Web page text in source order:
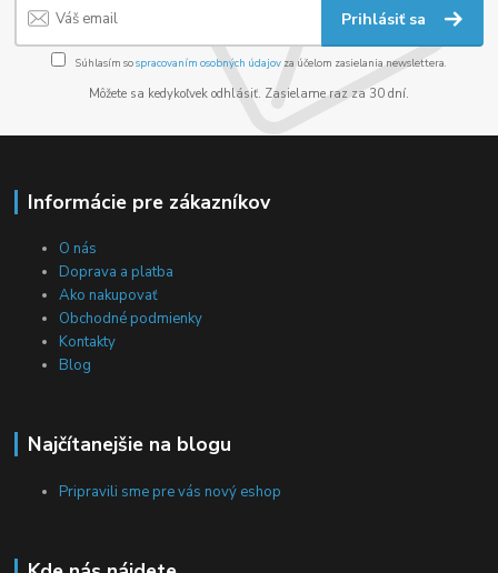
Prihlásiť sa
Súhlasím sospracovaním osobných údajov za účelom zasielania newslettera.
Môžete sa kedykoľvek odhlásiť. Zasielame raz za 30 dní.
Informácie pre zákazníkov
O nás
Doprava a platba
Ako nakupovať
Obchodné podmienky
Kontakty
Blog
Najčítanejšie na blogu
Pripravili sme pre vás nový eshop